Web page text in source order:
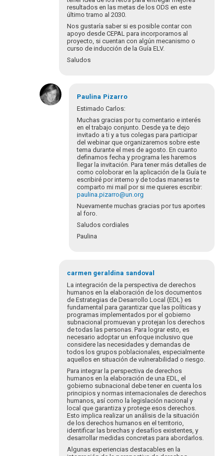
resultados en las metas de los ODS en este
último tramo al 2030.
Nos gustaría saber si es posible contar con
apoyo desde CEPAL para incorporarnos al
proyecto, si cuentan con algún mecanismo o
curso de inducción de la Guía ELV.
Saludos
respuesta
Paulina Pizarro
Estimado Carlos:
Muchas gracias por tu comentario e interés
en el trabajo conjunto. Desde ya te dejo
invitado a ti y a tus colegas para participar
del webinar que organizaremos sobre este
tema durante el mes de agosto. En cuanto
definamos fecha y programa les haremos
llegar la invitación. Para tener más detalles de
como coloborar en la aplicación de la Guía te
escribiré por interno y de todas maneras te
comparto mi mail por si me quieres escribir:
paulina.pizarro@un.org
Nuevamente muchas gracias por tus aportes
al foro.
Saludos cordiales
Paulina
respuesta
detalle…
carmen geraldina sandoval
La integración de la perspectiva de derechos
humanos en la elaboración de los documentos
de Estrategias de Desarrollo Local (EDL) es
fundamental para garantizar que las políticas y
programas implementados por el gobierno
subnacional promuevan y protejan los derechos
de todas las personas. Para lograr esto, es
necesario adoptar un enfoque inclusivo que
considere las necesidades y demandas de
todos los grupos poblacionales, especialmente
aquellos en situación de vulnerabilidad o riesgo.
Para integrar la perspectiva de derechos
humanos en la elaboración de una EDL, el
gobierno subnacional debe tener en cuenta los
principios y normas internacionales de derechos
humanos, así como la legislación nacional y
local que garantiza y protege esos derechos.
Esto implica realizar un análisis de la situación
de los derechos humanos en el territorio,
identificar las brechas y desafíos existentes, y
desarrollar medidas concretas para abordarlos.
Algunas experiencias destacables en la